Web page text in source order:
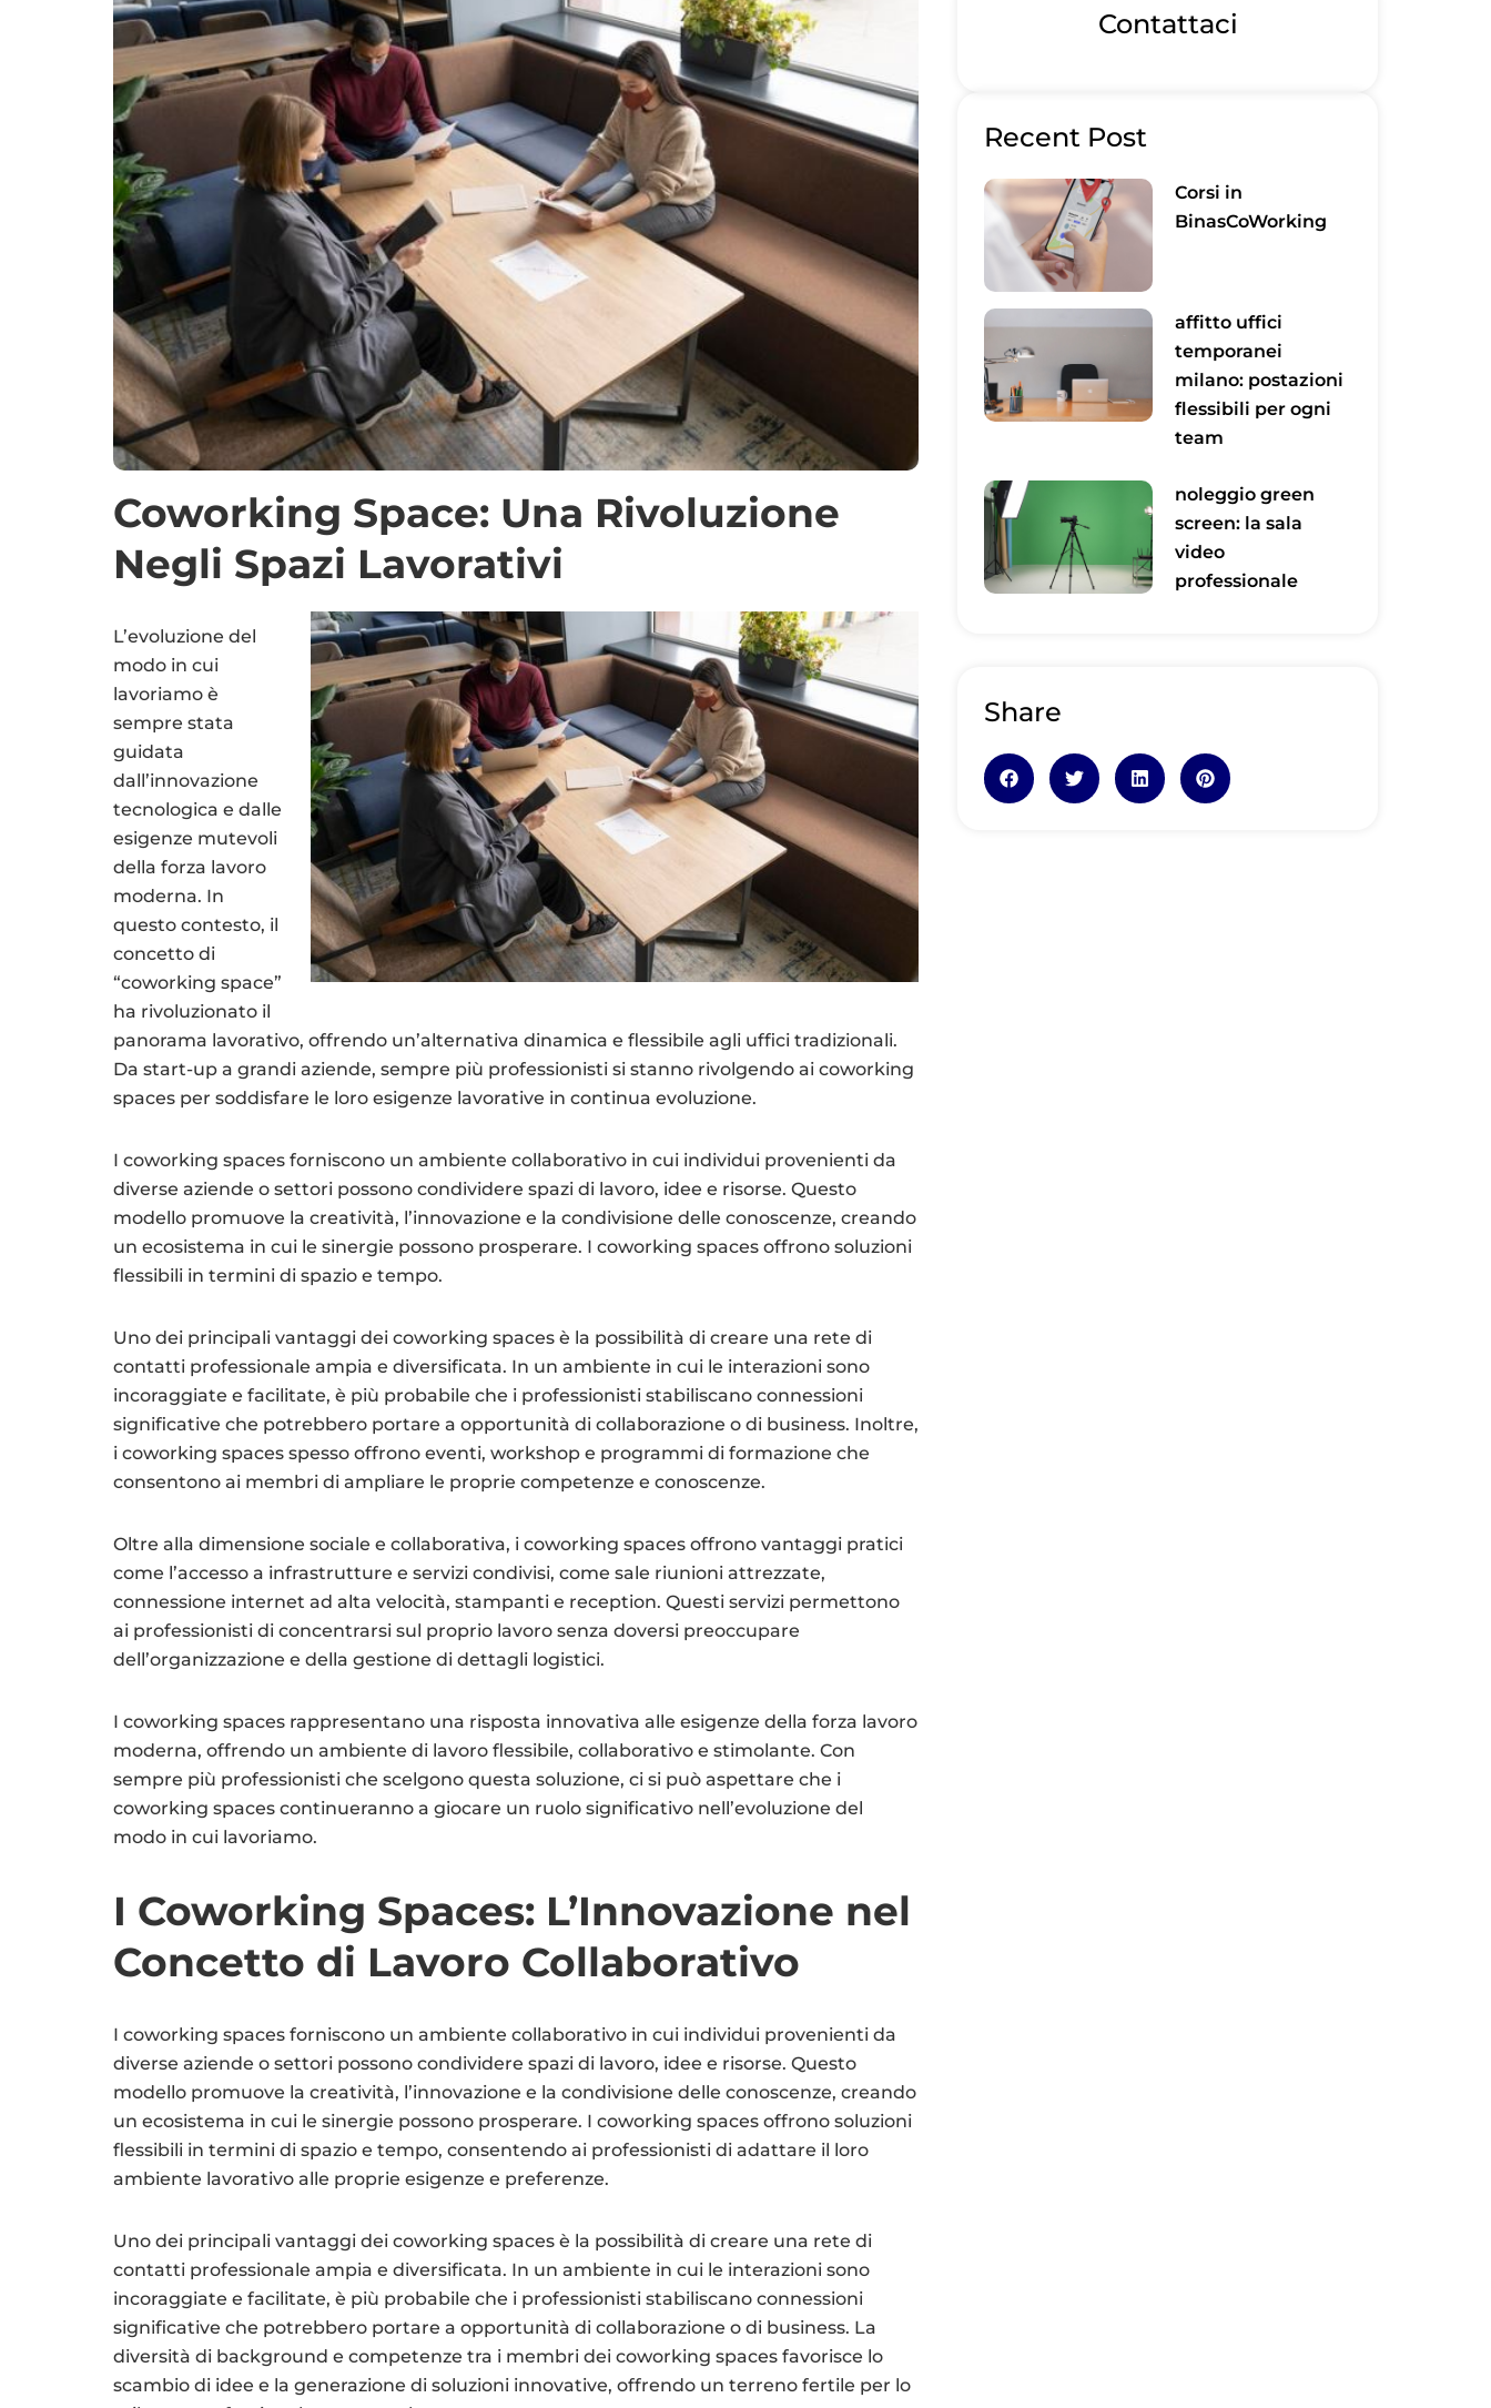
Coworking Space: Una Rivoluzione
Negli Spazi Lavorativi
L’evoluzione del
modo in cui
lavoriamo è
sempre stata
guidata
dall’innovazione
tecnologica e dalle
esigenze mutevoli
della forza lavoro
moderna. In
questo contesto, il
concetto di
“coworking space”
ha rivoluzionato il
panorama lavorativo, offrendo un’alternativa dinamica e flessibile agli uffici tradizionali.
Da start-up a grandi aziende, sempre più professionisti si stanno rivolgendo ai coworking
spaces per soddisfare le loro esigenze lavorative in continua evoluzione.
I coworking spaces forniscono un ambiente collaborativo in cui individui provenienti da
diverse aziende o settori possono condividere spazi di lavoro, idee e risorse. Questo
modello promuove la creatività, l’innovazione e la condivisione delle conoscenze, creando
un ecosistema in cui le sinergie possono prosperare. I coworking spaces offrono soluzioni
flessibili in termini di spazio e tempo.
Uno dei principali vantaggi dei coworking spaces è la possibilità di creare una rete di
contatti professionale ampia e diversificata. In un ambiente in cui le interazioni sono
incoraggiate e facilitate, è più probabile che i professionisti stabiliscano connessioni
significative che potrebbero portare a opportunità di collaborazione o di business. Inoltre,
i coworking spaces spesso offrono eventi, workshop e programmi di formazione che
consentono ai membri di ampliare le proprie competenze e conoscenze.
Oltre alla dimensione sociale e collaborativa, i coworking spaces offrono vantaggi pratici
come l’accesso a infrastrutture e servizi condivisi, come sale riunioni attrezzate,
connessione internet ad alta velocità, stampanti e reception. Questi servizi permettono
ai professionisti di concentrarsi sul proprio lavoro senza doversi preoccupare
dell’organizzazione e della gestione di dettagli logistici.
I coworking spaces rappresentano una risposta innovativa alle esigenze della forza lavoro
moderna, offrendo un ambiente di lavoro flessibile, collaborativo e stimolante. Con
sempre più professionisti che scelgono questa soluzione, ci si può aspettare che i
coworking spaces continueranno a giocare un ruolo significativo nell’evoluzione del
modo in cui lavoriamo.
I Coworking Spaces: L’Innovazione nel
Concetto di Lavoro Collaborativo
I coworking spaces forniscono un ambiente collaborativo in cui individui provenienti da
diverse aziende o settori possono condividere spazi di lavoro, idee e risorse. Questo
modello promuove la creatività, l’innovazione e la condivisione delle conoscenze, creando
un ecosistema in cui le sinergie possono prosperare. I coworking spaces offrono soluzioni
flessibili in termini di spazio e tempo, consentendo ai professionisti di adattare il loro
ambiente lavorativo alle proprie esigenze e preferenze.
Uno dei principali vantaggi dei coworking spaces è la possibilità di creare una rete di
contatti professionale ampia e diversificata. In un ambiente in cui le interazioni sono
incoraggiate e facilitate, è più probabile che i professionisti stabiliscano connessioni
significative che potrebbero portare a opportunità di collaborazione o di business. La
diversità di background e competenze tra i membri dei coworking spaces favorisce lo
scambio di idee e la generazione di soluzioni innovative, offrendo un terreno fertile per lo
Contattaci
Recent Post
Corsi in
BinasCoWorking
affitto uffici
temporanei
milano: postazioni
flessibili per ogni
team
noleggio green
screen: la sala
video
professionale
Share